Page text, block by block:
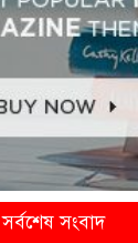
সর্বশেষ সংবাদ